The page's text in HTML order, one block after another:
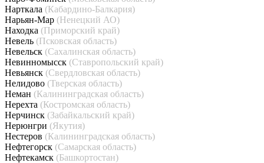
Нарткала (Кабардино-Балкария)
Нарьян-Мар (Ненецкий АО)
Находка (Приморский край)
Невель (Псковская область)
Невельск (Сахалинская область)
Невинномысск (Ставропольский край)
Невьянск (Свердловская область)
Нелидово (Тверская область)
Неман (Калининградская область)
Нерехта (Костромская область)
Нерчинск (Забайкальский край)
Нерюнгри (Якутия)
Нестеров (Калининградская область)
Нефтегорск (Самарская область)
Нефтекамск (Башкортостан)